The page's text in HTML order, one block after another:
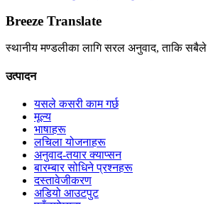
Breeze Translate
स्थानीय मण्डलीका लागि सरल अनुवाद, ताकि
उत्पादन
यसले कसरी काम गर्छ
मूल्य
भाषाहरू
लचिला योजनाहरू
अनुवाद-तयार क्याप्सन
बारम्बार सोधिने प्रश्नहरू
दस्तावेजीकरण
अडियो आउटपुट